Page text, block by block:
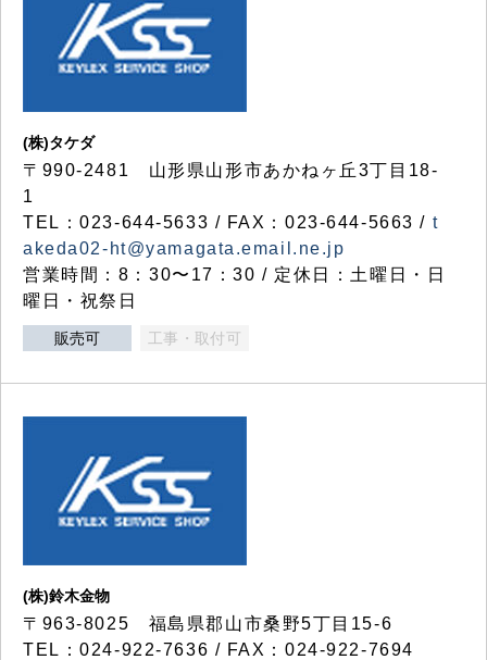
(株)タケダ
〒990-2481 山形県山形市あかねヶ丘3丁目18-
1
TEL：023-644-5633 / FAX：023-644-5663 / t
akeda02-ht@yamagata.email.ne.jp
営業時間：8：30〜17：30 / 定休日：土曜日・日
曜日・祝祭日
販売可 工事・取付可
(株)鈴木金物
〒963-8025 福島県郡山市桑野5丁目15-6
TEL：024-922-7636 / FAX：024-922-7694